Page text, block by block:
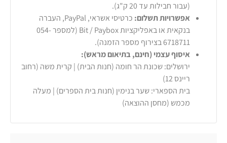
(עבור חבילות עד 20 ק"ג).
אפשרויות תשלום:
כרטיסי אשראי, PayPal, העברה
בנקאית או באפליקציות Bit / Paybox (למספר 054-
6718711 בצירוף מספר הזמנה).
איסוף עצמי (חינם, בתיאום מראש):
ירושלים: שכונת הר חומה (חנות הבית) | קרית משה (רחוב
ריינס 12)
בית הספארי: שער בנימין (חנות בית הספרים) | מעלה
מכמש (מחסן ההוצאה)